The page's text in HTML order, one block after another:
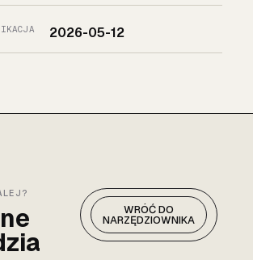
2026-05-12
WRÓĆ DO
NARZĘDZIOWNIKA